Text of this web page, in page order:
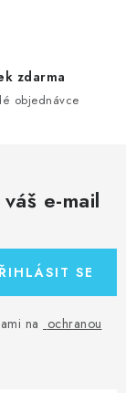
zdarma
objednávce
e-mail
na ochranou
SE